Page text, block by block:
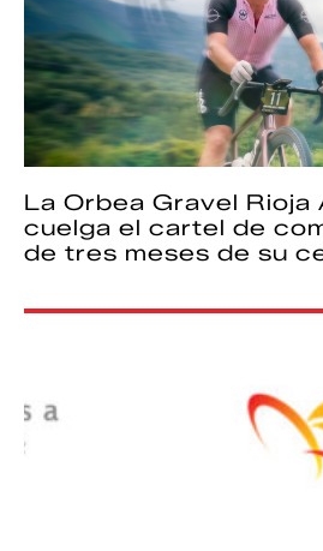
La Orbea Gravel Rioja
cuelga el cartel de
de tres meses de su